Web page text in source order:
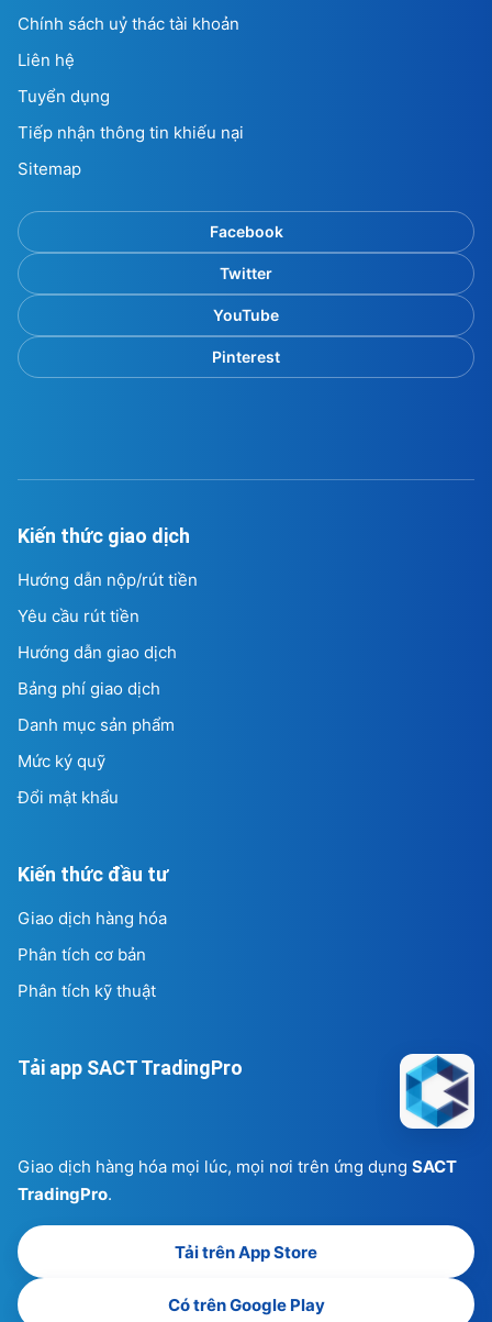
Chính sách uỷ thác tài khoản
Liên hệ
Tuyển dụng
Tiếp nhận thông tin khiếu nại
Sitemap
Facebook
Twitter
YouTube
Pinterest
Kiến thức giao dịch
Hướng dẫn nộp/rút tiền
Yêu cầu rút tiền
Hướng dẫn giao dịch
Bảng phí giao dịch
Danh mục sản phẩm
Mức ký quỹ
Đổi mật khẩu
Kiến thức đầu tư
Giao dịch hàng hóa
Phân tích cơ bản
Phân tích kỹ thuật
Tải app SACT TradingPro
Giao dịch hàng hóa mọi lúc, mọi nơi trên ứng dụng SACT
TradingPro.
Tải trên App Store
Có trên Google Play